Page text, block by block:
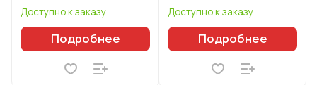
Доступно к заказу
Подробнее
Доступно к заказу
Подробнее